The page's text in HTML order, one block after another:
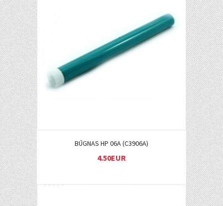
Į KREPŠELĮ
BŪGNAS HP 06A (C3906A)
4.50EUR